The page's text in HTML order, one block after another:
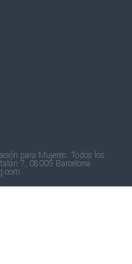
para Mujeres. Todos los
7, 08005 Barcelona.